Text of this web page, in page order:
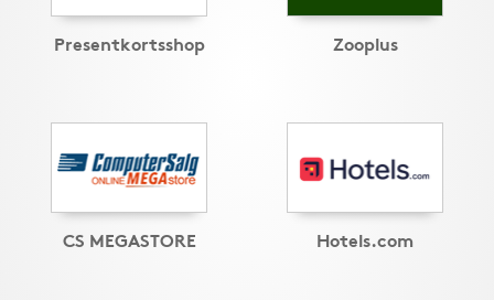
Presentkortsshop Zooplus
CS MEGASTORE Hotels.com